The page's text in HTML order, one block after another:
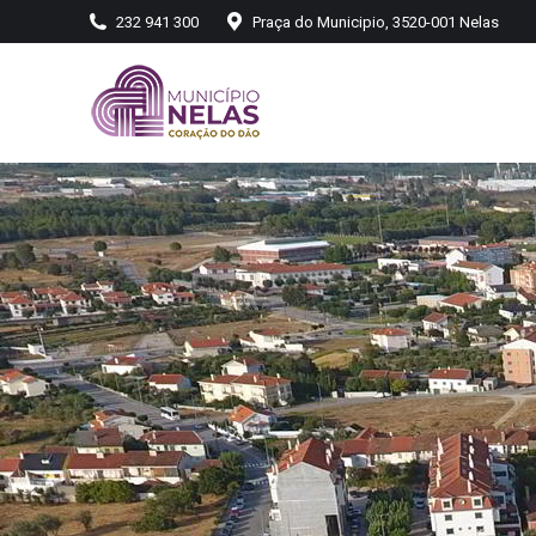
232 941 300 Praça do Municipio, 3520-001 Nelas